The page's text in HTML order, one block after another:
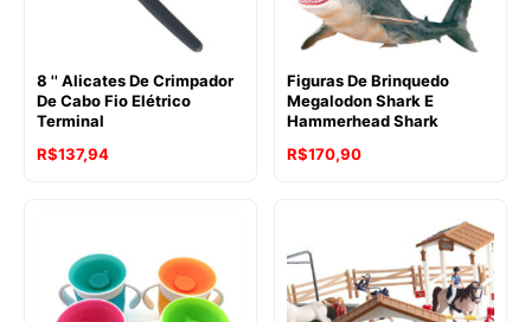
8 '' Alicates De Crimpador
De Cabo Fio Elétrico
Terminal
R$137,94
Figuras De Brinquedo
Megalodon Shark E
Hammerhead Shark
R$170,90